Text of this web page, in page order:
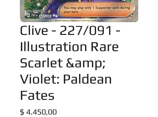
Clive - 227/091 -
Illustration Rare
Scarlet &amp;
Violet: Paldean
Fates
$ 4.450,00Precio